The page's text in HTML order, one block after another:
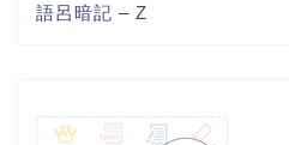
語呂暗記 – Z